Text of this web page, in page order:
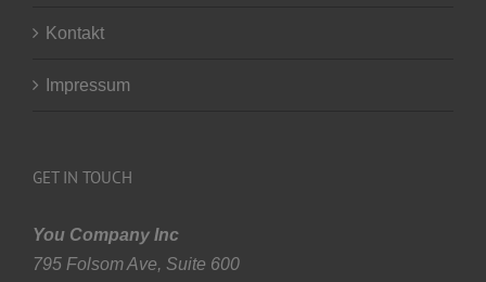
Kontakt
Impressum
GET IN TOUCH
You Company Inc
795 Folsom Ave, Suite 600